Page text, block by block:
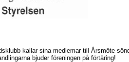
kallar sina medlemar till Årsmöte
bjuder föreningen på förtäring!